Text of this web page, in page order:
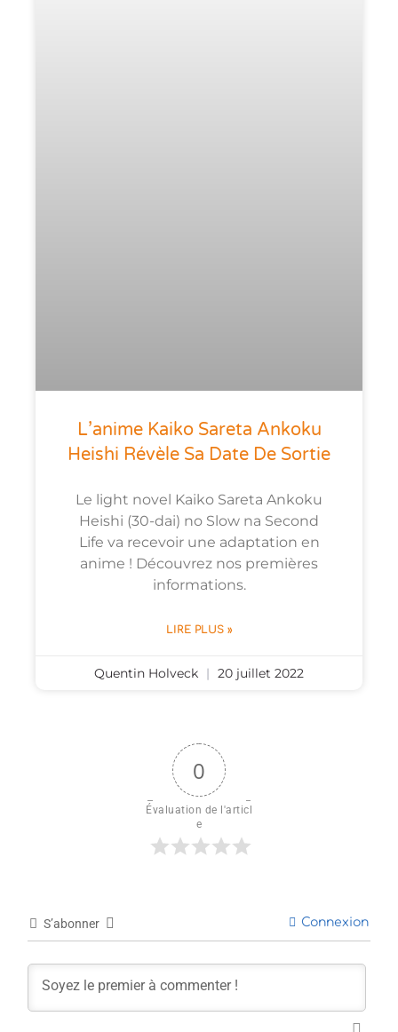
L’anime Kaiko Sareta Ankoku
Heishi Révèle Sa Date De Sortie
Le light novel Kaiko Sareta Ankoku
Heishi (30-dai) no Slow na Second
Life va recevoir une adaptation en
anime ! Découvrez nos premières
informations.
LIRE PLUS »
Quentin Holveck 20 juillet 2022
0
Évaluation de l'articl
e
S’abonner Connexion